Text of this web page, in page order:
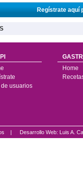
Regístrate aquí
de usuarios
Home
| Desarrollo Web: Luis